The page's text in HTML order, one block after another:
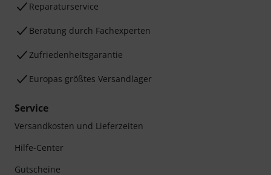
Reparaturservice
Beratung durch Fachexperten
Zufriedenheitsgarantie
Europas größtes Versandlager
Service
Versandkosten und Lieferzeiten
Hilfe-Center
Gutscheine